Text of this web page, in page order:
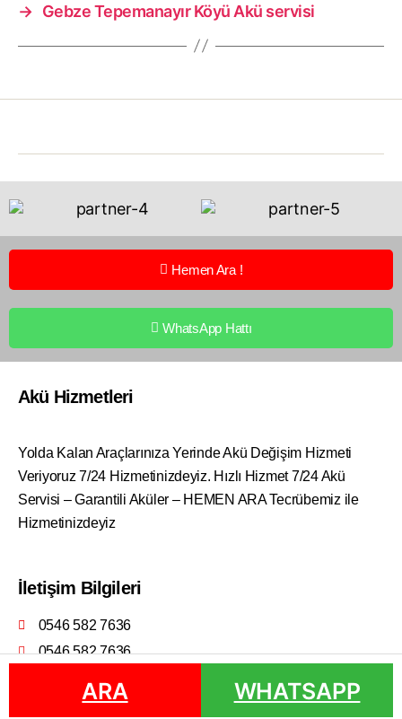
→ Gebze Tepemanayır Köyü Akü servisi
ARA WHATSAPP
Hemen Ara !
WhatsApp Hattı
Akü Hizmetleri
Yolda Kalan Araçlarınıza Yerinde Akü Değişim Hizmeti
Veriyoruz 7/24 Hizmetinizdeyiz. Hızlı Hizmet 7/24 Akü
Servisi – Garantili Aküler – HEMEN ARA Tecrübemiz ile
Hizmetinizdeyiz
İletişim Bilgileri
0546 582 7636
0546 582 7636
Doğanay Otomotiv © 2022 | Vasi Web Tasarım
ARA WHATSAPP